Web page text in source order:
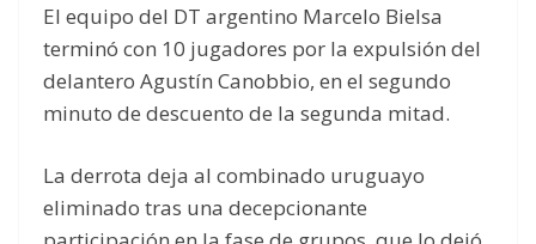
El equipo del DT argentino Marcelo Bielsa
terminó con 10 jugadores por la expulsión del
delantero Agustín Canobbio, en el segundo
minuto de descuento de la segunda mitad.
La derrota deja al combinado uruguayo
eliminado tras una decepcionante